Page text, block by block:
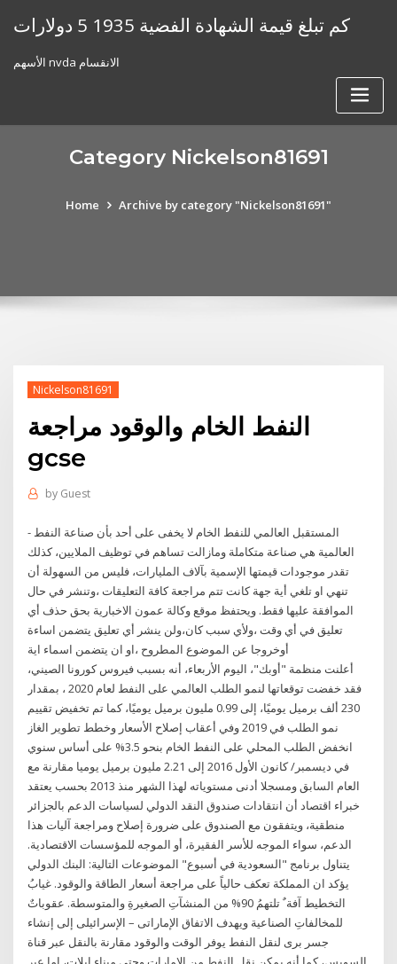
كم تبلغ قيمة الشهادة الفضية 1935 5 دولارات
الأسهم nvda الانقسام
Category Nickelson81691
Home Archive by category "Nickelson81691"
Nickelson81691
النفط الخام والوقود مراجعة
gcse
by Guest
- المستقبل العالمي للنفط الخام لا يخفى على أحد بأن صناعة النفط
العالمية هي صناعة متكاملة ومازالت تساهم في توظيف الملايين، كذلك
تقدر موجودات قيمتها الإسمية بآلاف المليارات، فليس من السهولة أن
تنهي او تلغي أية جهة كانت تتم مراجعة كافة التعليقات ،وتنشر في حال
الموافقة عليها فقط. ويحتفظ موقع وكالة عمون الاخبارية بحق حذف أي
تعليق في أي وقت ،ولأي سبب كان،ولن ينشر أي تعليق يتضمن اساءة
أوخروجا عن الموضوع المطروح ،او ان يتضمن اسماء اية
أعلنت منظمة "أوبك"، اليوم الأربعاء، أنه بسبب فيروس كورونا الصيني،
فقد خفضت توقعاتها لنمو الطلب العالمي على النفط لعام 2020 ، بمقدار
230 ألف برميل يوميًا، إلى 0.99 مليون برميل يوميًا، كما تم تخفيض تقييم
نمو الطلب في 2019 وفي أعقاب إصلاح الأسعار وخطط تطوير الغاز
انخفض الطلب المحلي على النفط الخام بنحو 3.5% على أساس سنوي
في ديسمبر/ كانون الأول 2016 إلى 2.21 مليون برميل يوميا مقارنة مع
العام السابق ومسجلا أدنى مستوياته لهذا الشهر منذ 2013 بحسب يعتقد
خبراء اقتصاد أن انتقادات صندوق النقد الدولي لسياسات الدعم بالجزائر
منطقية، ويتفقون مع الصندوق على ضرورة إصلاح ومراجعة آليات هذا
الدعم، سواء الموجه للأسر الفقيرة، أو الموجه للمؤسسات الاقتصادية.
يتناول برنامج "السعودية في أسبوع" الموضوعات التالية: البنك الدولي
يؤكد ان المملكة تعكف حالياً على مراجعة أسعار الطاقة والوقود. غيابُ
التخطيط آفة ٌ تلتهمُ 90% من المنشآتِ الصغيرةِ والمتوسطة. عقوباتٌ
للمخالفاتِ الصناعية ويهدف الاتفاق الإماراتى – الإسرائيلى إلى إنشاء
جسر برى لنقل النفط يوفر الوقت والوقود مقارنة بالنقل عبر قناة